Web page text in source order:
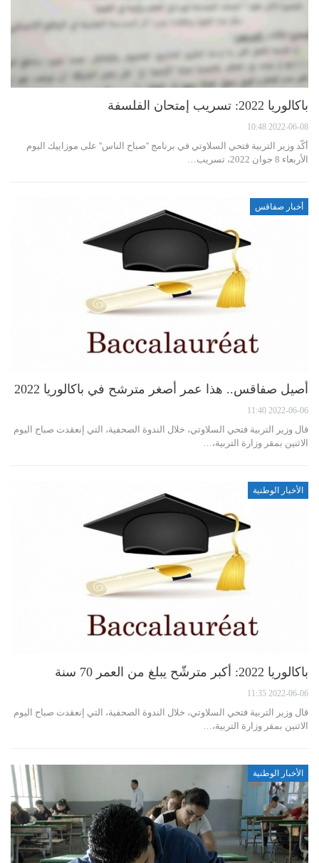
باكالوريا 2022: تسريب إمتحان الفلسفة
2022-06-08 10:48
أكّد وزير التربية فتحي السلاوتي في برنامج ''صباح الناس'' على موزاييك اليوم
الأربعاء 8 جوان 2022، تسريب…
أخبار صفاقس
أصيل صفاقس.. هذا عمر أصغر مترشح في باكالوريا 2022
2022-06-06 11:40
قال وزير التربية فتحي السلاوتي، خلال الندوة الصحفية، التي إنعقدت صباح اليوم
الاثنين بمقر وزارة التربية،…
الأخبار الوطنية
باكالوريا 2022: أكبر مترشّح يبلغ من العمر 70 سنة
2022-06-06 11:35
قال وزير التربية فتحي السلاوتي، خلال الندوة الصحفية، التي إنعقدت صباح اليوم
الاثنين بمقر وزارة التربية،…
الأخبار الوطنية